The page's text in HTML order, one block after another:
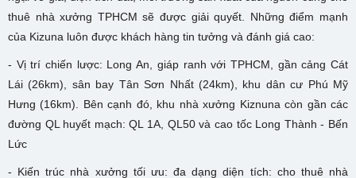
thuê nhà xưởng TPHCM sẽ được giải quyết.
Những điểm mạnh
của Kizuna luôn được khách hàng tin tưởng và đánh giá cao:
- Vị trí chiến lược: Long An, giáp ranh với TPHCM, gần cảng Cát
Lái (26km), sân bay Tân Sơn Nhất (24km), khu dân cư Phú Mỹ
Hưng (16km). Bên cạnh đó, khu nhà xưởng Kiznuna còn gần các
đường QL huyết mạch: QL 1A, QL50 và cao tốc Long Thành - Bến
Lức
- Kiến trúc nhà xưởng tối ưu: đa dạng diện tích: cho thuê nhà